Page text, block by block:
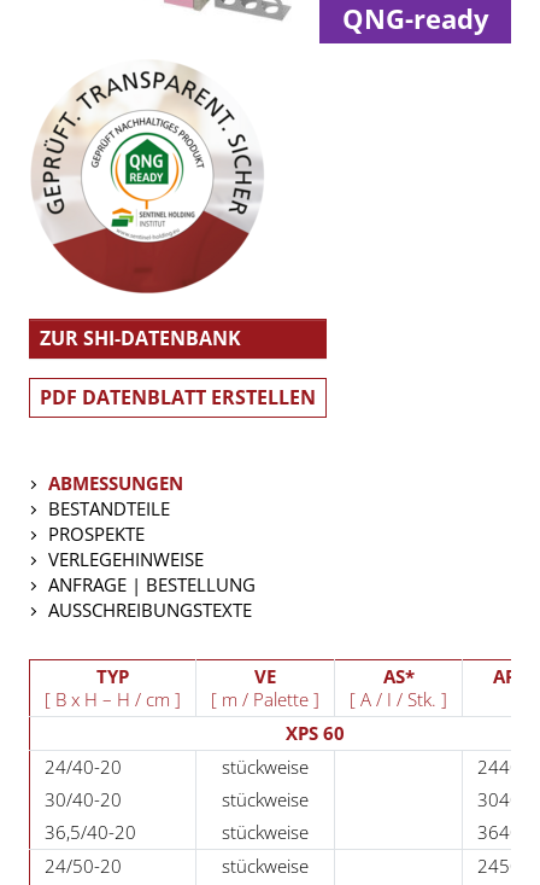
QNG-ready
ZUR SHI-DATENBANK
PDF DATENBLATT ERSTELLEN
ABMESSUNGEN
BESTANDTEILE
PROSPEKTE
VERLEGEHINWEISE
ANFRAGE | BESTELLUNG
AUSSCHREIBUNGSTEXTE
TYP VE AS*
[ B x H – H / cm ]
[ m / Palette ]
[ A / I / Stk. ]
XPS 60
24/40-20
stückweise
30/40-20
stückweise
36,5/40-20
stückweise
24/50-20
stückweise